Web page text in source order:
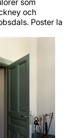
som
och
Poster la